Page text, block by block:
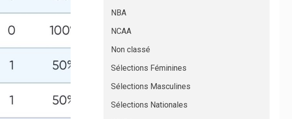
NBA
NCAA
Non classé
Sélections Féminines
Sélections Masculines
Sélections Nationales